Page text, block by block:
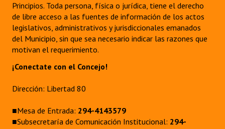
Principios. Toda persona, física o jurídica, tiene el derecho
de libre acceso a las fuentes de información de los actos
legislativos, administrativos y jurisdiccionales emanados
del Municipio, sin que sea necesario indicar las razones que
motivan el requerimiento.
¡Conectate con el Concejo!
Dirección: Libertad 80
■Mesa de Entrada: 294-4143579
■Subsecretaría de Comunicación Institucional: 294-